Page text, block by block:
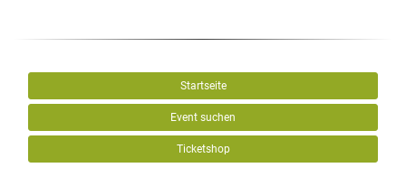
Startseite
Event suchen
Ticketshop